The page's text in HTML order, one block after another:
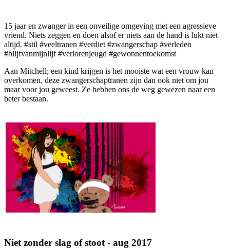
15 jaar en zwanger in een onveilige omgeving met een agressieve
vriend. Niets zeggen en doen alsof er niets aan de hand is lukt niet
altijd. #stil #veeltranen #verdiet #zwangerschap #verleden
#blijfvanmijnlijf #verlorenjeugd #gewonnentoekomst
Aan Mitchell; een kind krijgen is het mooiste wat een vrouw kan
overkomen, deze zwangerschaptranen zijn dan ook niet om jou
maar voor jou geweest. Ze hebben ons de weg gewezen naar een
beter bestaan.
Niet zonder slag of stoot - aug 2017